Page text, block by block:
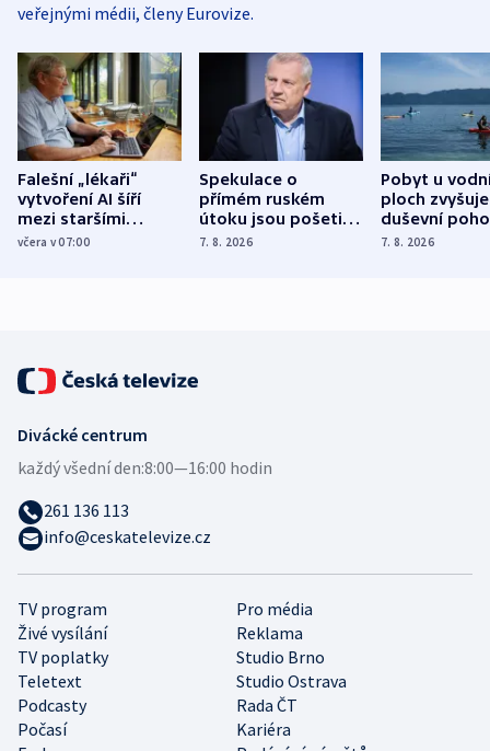
veřejnými médii, členy Eurovize.
Falešní „lékaři“
vytvoření AI šíří
mezi staršími
Poláky nebezpečné
včera v 07:00
Spekulace o
přímém ruském
útoku jsou pošetilé,
míní estonský
7. 8. 2026
Pobyt u
ploch zvyšuje
duševní
ukázala
7. 8. 2026
TV program
Pro média
Živé vysílání
Reklama
TV poplatky
Studio Brno
Teletext
Studio Ostrava
Podcasty
Rada ČT
Počasí
Kariéra
Divácké centrum
každý všední den:8:00—16:00 hodin
261 136 113
info@ceskatelevize.cz